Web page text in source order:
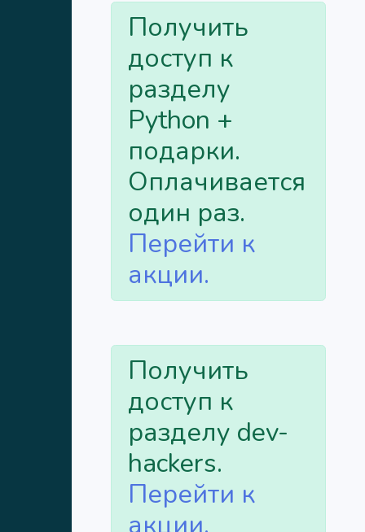
Получить
доступ к
разделу
Python +
подарки.
Оплачивается
один раз.
Перейти к
акции.
Получить
доступ к
разделу dev-
hackers.
Перейти к